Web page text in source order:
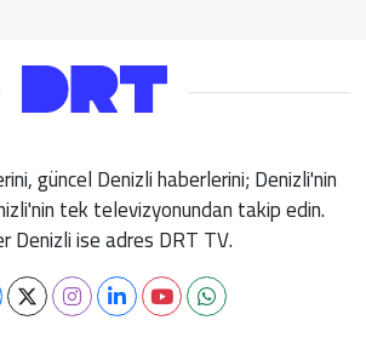
güncel Denizli haberlerini; Denizli'nin
tek televizyonundan takip edin.
Denizli ise adres DRT TV.